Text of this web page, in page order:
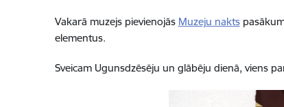
Vakarā muzejs pievienojās Muzeju nakts
elementus.
Sveicam Ugunsdzēsēju un glābēju dienā, viens